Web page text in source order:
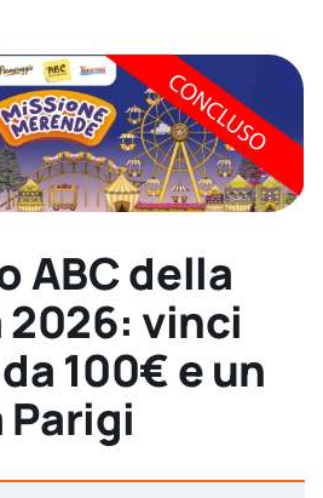
ABC della
2026: vinci
100€ e un
Parigi